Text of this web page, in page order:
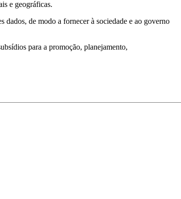
e geográficas.
dados, de modo a fornecer à sociedade e ao governo
para a promoção, planejamento,